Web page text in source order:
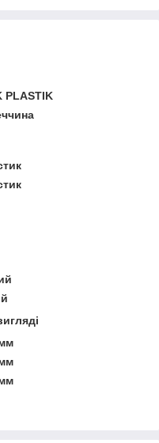
PLASTIK